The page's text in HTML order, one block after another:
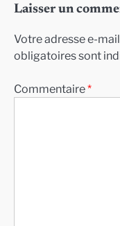
Laisser un
Votre adresse e-
obligatoires sont
Commentaire*